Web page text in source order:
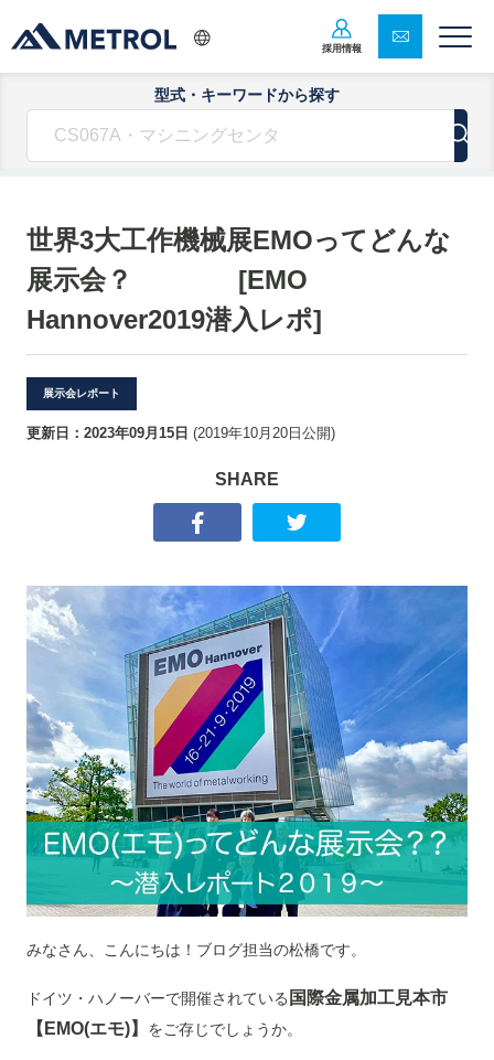
採用情報
型式・キーワードから探す
世界3大工作機械展EMOってどんな
展示会？ [EMO
Hannover2019潜入レポ]
展示会レポート
更新日： 2023年09月15日 (2019年10月20日 公開)
SHARE
みなさん、こんにちは！ブログ担当の松橋です。
ドイツ・ハノーバーで開催されている 国際金属加工見本市
【EMO(エモ)】
をご存じでしょうか。